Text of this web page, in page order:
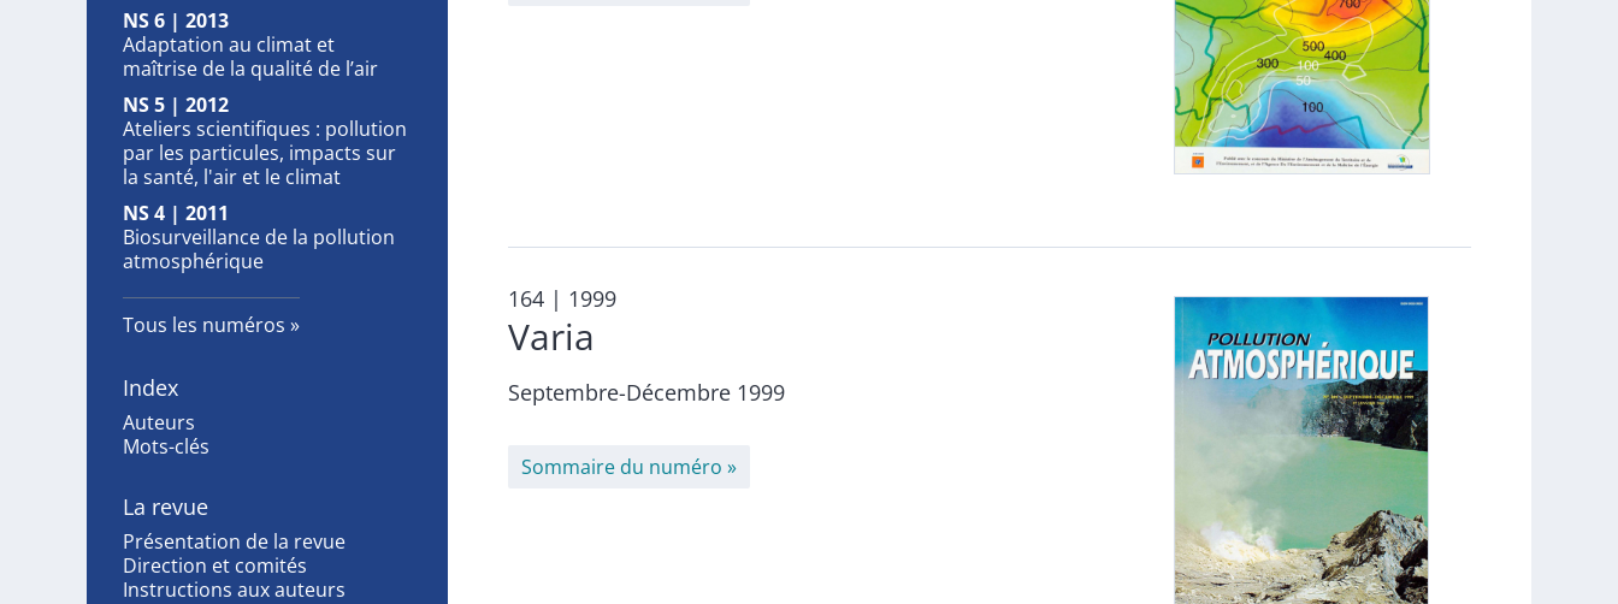
NS 6 | 2013
Adaptation au climat et
maîtrise de la qualité de l’air
NS 5 | 2012
Ateliers scientifiques : pollution
par les particules, impacts sur
la santé, l'air et le climat
NS 4 | 2011
Biosurveillance de la pollution
atmosphérique
Tous les numéros
Index
Auteurs
Mots-clés
La revue
Présentation de la revue
Direction et comités
Instructions aux auteurs
164 | 1999
Varia
Septembre-Décembre 1999
Sommaire du numéro